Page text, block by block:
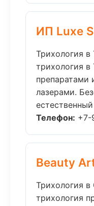
ИП Luxe
Трихология
трихология
препаратами
лазерами.
естественный
Телефон: +7-
Beauty
Трихология в
трихология